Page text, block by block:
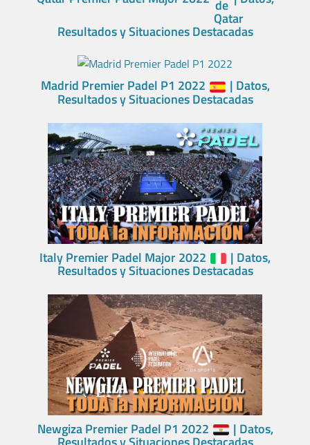
Resultados y Situaciones Destacadas
Madrid Premier Padel P1 2022 | Datos,
Resultados y Situaciones Destacadas
Italy Premier Padel Major 2022 | Datos,
Resultados y Situaciones Destacadas
Newgiza Premier Padel P1 2022 | Datos,